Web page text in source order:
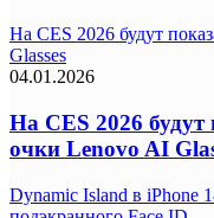
На CES 2026 будут
Glasses
04.01.2026
На CES 2026
очки Lenovo AI
Dynamic Island в iPhone